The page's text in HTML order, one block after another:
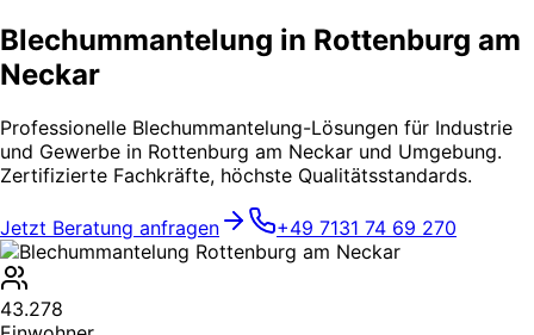
Blechummantelung in Rottenburg am
Neckar
Professionelle Blechummantelung-Lösungen für Industrie
und Gewerbe in Rottenburg am Neckar und Umgebung.
Zertifizierte Fachkräfte, höchste Qualitätsstandards.
Jetzt Beratung anfragen +49 7131 74 69 270
43.278